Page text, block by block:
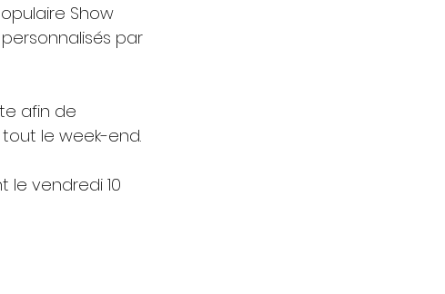
Show
par
afin de
le week-end.
le vendredi 10